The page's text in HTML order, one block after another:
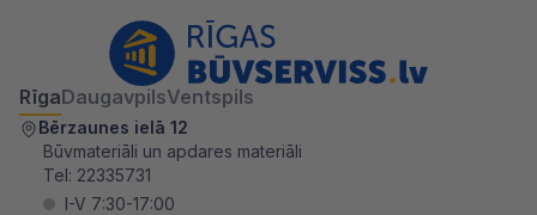
RīgaDaugavpilsVentspils
Bērzaunes ielā 12
Būvmateriāli un apdares materiāli
Tel: 22335731
I-V 7:30-17:00